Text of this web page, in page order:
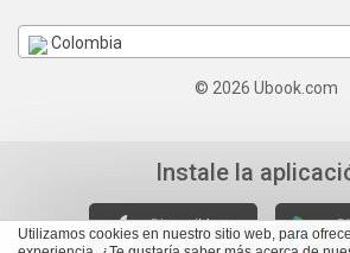
Utilizamos cookies en nuestro sitio web, para
Colombia
© 2026 Ubook.com
Instale la